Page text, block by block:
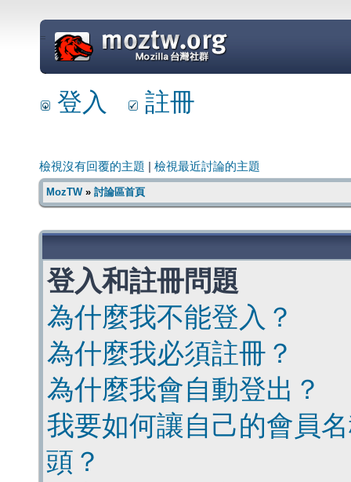
=
登入 註冊
檢視沒有回覆的主題 檢視最近討論的主題
MozTW» 討論區首頁
登入和註冊問題
為什麼我不能登入？
為什麼我必須註冊？
為什麼我會自動登出？
我要如何讓自己的會員
頭？